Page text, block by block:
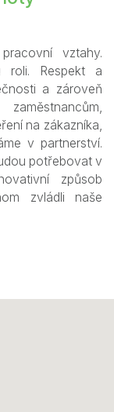
vztahy.
roli. Respekt a
a zároveň
na zákazníka,
v partnerství.
potřebovat v
způsob
zvládli naše